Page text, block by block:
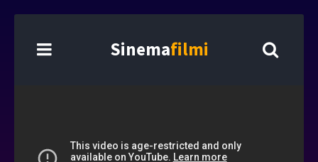
Sinemafilmi